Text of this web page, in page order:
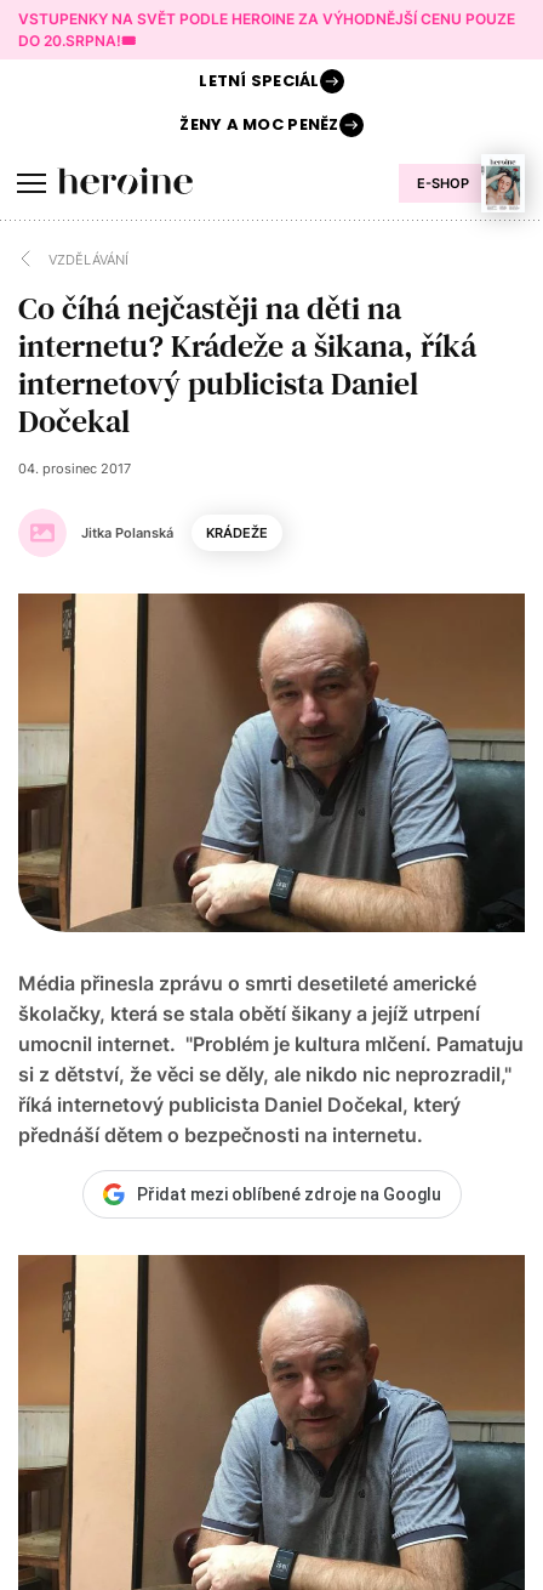
VSTUPENKY NA SVĚT PODLE HEROINE ZA VÝHODNĚJŠÍ CENU POUZE
DO 20.SRPNA!🎟️
E-SHOP
LETNÍ SPECIÁL
ŽENY AMOC PENĚZ
VZDĚLÁVÁNÍ
Co číhá nejčastěji na děti na
internetu? Krádeže a šikana, říká
internetový publicista Daniel
Dočekal
Jitka Polanská
04. prosinec 2017
KRÁDEŽE
Média přinesla zprávu o smrti desetileté americké
školačky, která se stala obětí šikany a jejíž utrpení
umocnil internet. "Problém je kultura mlčení. Pamatuju
si z dětství, že věci se děly, ale nikdo nic neprozradil,"
říká internetový publicista Daniel Dočekal, který
přednáší dětem o bezpečnosti na internetu.
Přidat mezi oblíbené zdroje na Googlu